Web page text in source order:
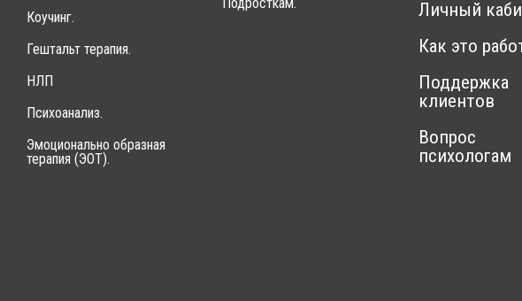
Коучинг.
Гештальт терапия.
НЛП
Психоанализ.
Эмоционально образная
терапия (ЭОТ).
Личный
Как это
Поддержка
клиентов
Вопрос
психологам